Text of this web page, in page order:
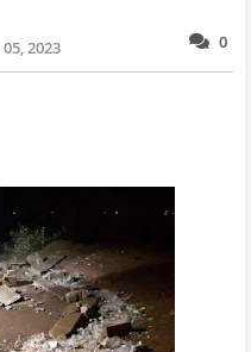
0
2023